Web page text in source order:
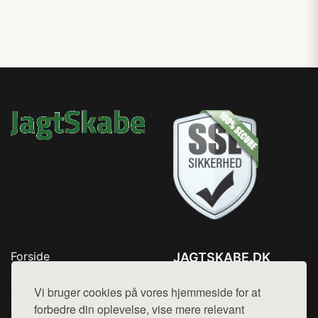
Vi bruger cookies på vores hjemmeside for at
forbedre din oplevelse, vise mere relevant
Forside
Top Rabatter
Blog
JAGTSKABE.DK
Mail: hej@want.dk